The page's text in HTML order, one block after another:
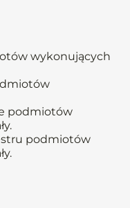
wykonujących
podmiotów
podmiotów